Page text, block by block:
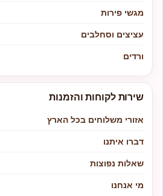
מגשי פירות
עציצים וסחלבים
ורדים
שירות לקוחות והזמנות
אזורי משלוחים בכל הארץ
דברו איתנו
שאלות נפוצות
מי אנחנו